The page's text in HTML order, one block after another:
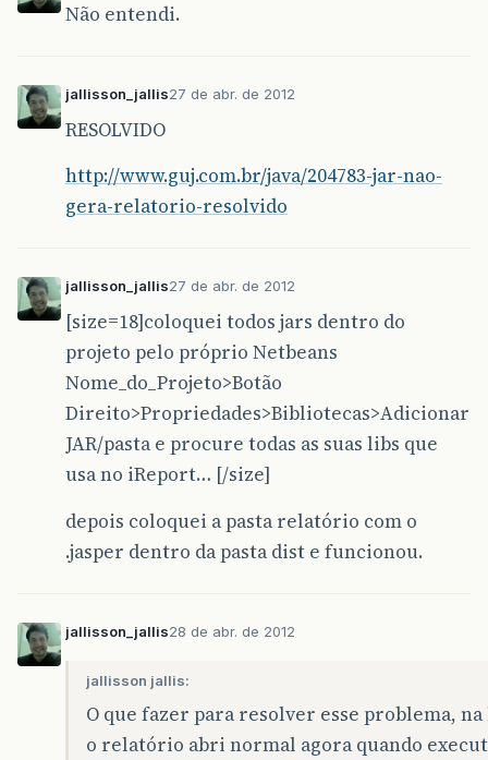
Não entendi.
jallisson_jallis27 de abr. de 2012
RESOLVIDO
http://www.guj.com.br/java/204783-jar-nao-
gera-relatorio-resolvido
jallisson_jallis27 de abr. de 2012
[size=18]coloquei todos jars dentro do
projeto pelo próprio Netbeans
Nome_do_Projeto>Botão
Direito>Propriedades>Bibliotecas>Adicionar
JAR/pasta e procure todas as suas libs que
usa no iReport… [/size]
depois coloquei a pasta relatório com o
.jasper dentro da pasta dist e funcionou.
jallisson_jallis28 de abr. de 2012
jallisson jallis:
O que fazer para resolver esse problema,
o relatório abri normal agora quando